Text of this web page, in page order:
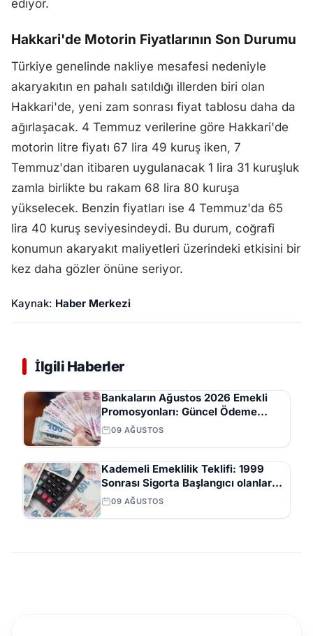
ediyor.
Hakkari'de Motorin Fiyatlarının Son Durumu
Türkiye genelinde nakliye mesafesi nedeniyle
akaryakıtın en pahalı satıldığı illerden biri olan
Hakkari'de, yeni zam sonrası fiyat tablosu daha da
ağırlaşacak. 4 Temmuz verilerine göre Hakkari'de
motorin litre fiyatı 67 lira 49 kuruş iken, 7
Temmuz'dan itibaren uygulanacak 1 lira 31 kuruşluk
zamla birlikte bu rakam 68 lira 80 kuruşa
yükselecek. Benzin fiyatları ise 4 Temmuz'da 65
lira 40 kuruş seviyesindeydi. Bu durum, coğrafi
konumun akaryakıt maliyetleri üzerindeki etkisini bir
kez daha gözler önüne seriyor.
Kaynak: Haber Merkezi
İlgili Haberler
Bankaların Ağustos 2026 Emekli
Promosyonları: Güncel Ödeme
Tutarları ve Şartları
09 AĞUSTOS
Kademeli Emeklilik Teklifi: 1999
Sonrası Sigorta Başlangıcı olanlar
Kaç Yaşında Emekli Olacak?
09 AĞUSTOS